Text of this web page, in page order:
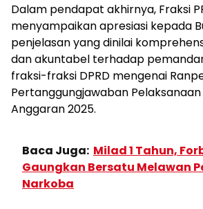
Dalam pendapat akhirnya, Fraksi
menyampaikan apresiasi kepada
penjelasan yang dinilai
dan akuntabel terhadap
fraksi-fraksi DPRD mengenai
Pertanggungjawaban Pelaksanaan
Anggaran 2025.
Baca Juga: Milad 1 Tahun,
Gaungkan Bersatu Melawan
Narkoba